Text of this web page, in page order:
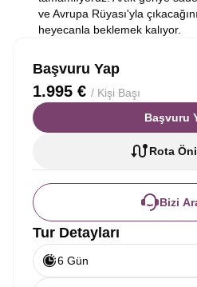
ve Avrupa Rüyası'yla
heyecanla beklemek kalıyor.
Başvuru Yap
1.995 € / Kişi Başı
Başvuru
Rota
Bizi
Tur Detayları
6 Gün